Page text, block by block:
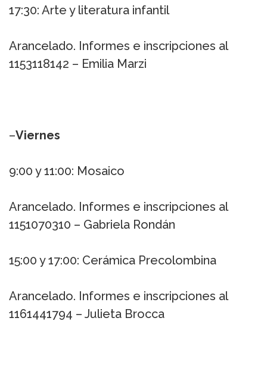
17:30: Arte y literatura infantil
Arancelado. Informes e inscripciones al
1153118142 – Emilia Marzi
–Viernes
9:00 y 11:00: Mosaico
Arancelado. Informes e inscripciones al
1151070310 – Gabriela Rondán
15:00 y 17:00: Cerámica Precolombina
Arancelado. Informes e inscripciones al
1161441794 – Julieta Brocca